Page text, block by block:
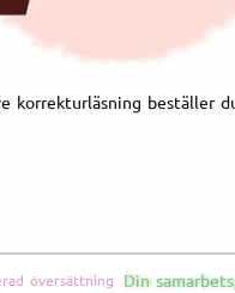
korrekturläsning beställer
översättning Din